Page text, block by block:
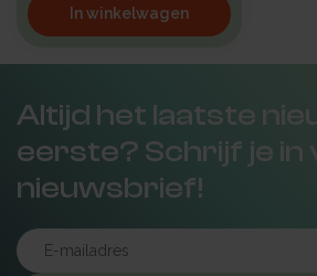
In winkelwagen
Altijd het laatste
eerste? Schrijf je in
nieuwsbrief!